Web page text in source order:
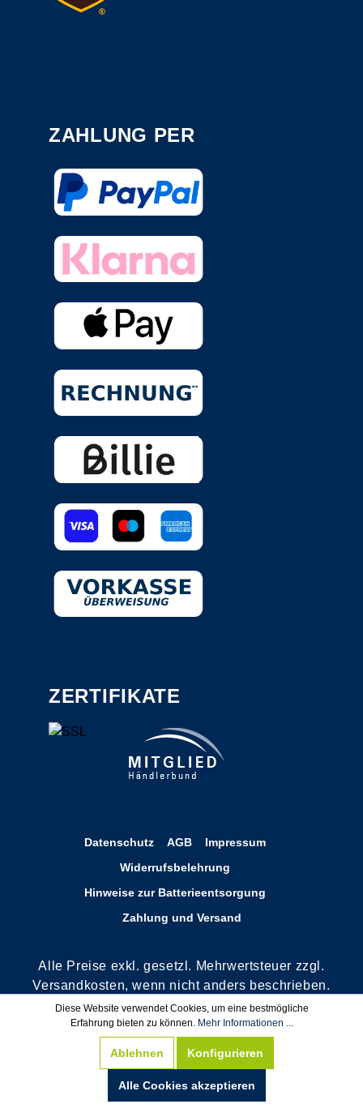
ZAHLUNG PER
ZERTIFIKATE
Datenschutz AGB
Impressum
Widerrufsbelehrung
Hinweise zur Batterieentsorgung
Zahlung und Versand
Alle Preise exkl. gesetzl. Mehrwertsteuer zzgl.
Versandkosten, wenn nicht anders beschrieben.
**Rechnungskauf nur für Bestandskunden oder
nach positiver Bonitätsauskunft. Wir behalten
***Von der Gratisartikel Berechnung
ausgeschlossen.
Diese Website verwendet Cookies, um eine bestmögliche
Erfahrung bieten zu können. Mehr Informationen ...
Ablehnen Konfigurieren
Alle Cookies akzeptieren